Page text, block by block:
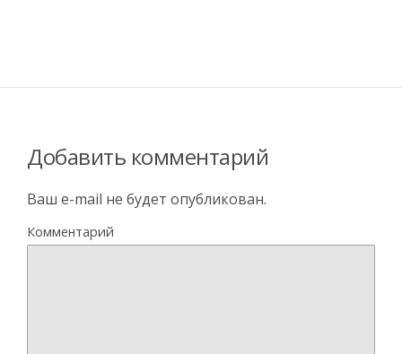
Добавить комментарий
Ваш e-mail не будет опубликован.
Комментарий